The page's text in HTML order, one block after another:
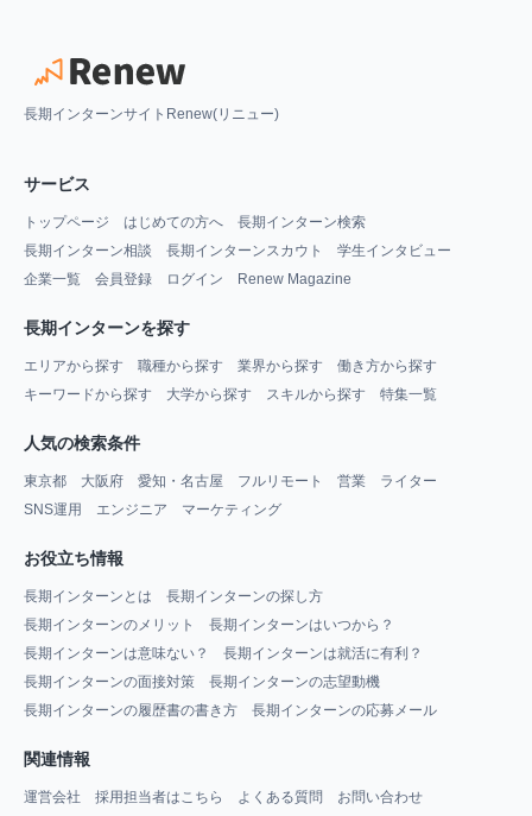
長期インターンサイトRenew(リニュー)
サービス
トップページ はじめての方へ
長期インターン検索
長期インターン相談
長期インターンスカウト
学生インタビュー
企業一覧
会員登録 ログイン Renew Magazine
長期インターンを探す
エリアから探す 職種から探す 業界から探す
働き方から探す
キーワードから探す
大学から探す スキルから探す 特集一覧
人気の検索条件
東京都 大阪府 愛知・名古屋 フルリモート 営業
ライター
SNS運用
エンジニア マーケティング
お役立ち情報
長期インターンとは
長期インターンの探し方
長期インターンのメリット
長期インターンはいつから？
長期インターンは意味ない？
長期インターンは就活に有利？
長期インターンの面接対策
長期インターンの志望動機
長期インターンの履歴書の書き方
長期インターンの応募メール
関連情報
運営会社 採用担当者はこちら よくある質問 お問い合わせ